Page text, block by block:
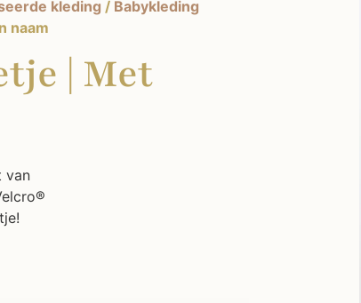
kleding / Babykleding
naam
| Met
van